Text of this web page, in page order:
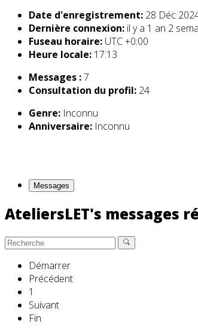
Date d'enregistrement: 28 Déc
Dernière connexion: il y a 1 an 2
Fuseau horaire: UTC +0:00
Heure locale: 17:13
Messages :7
Consultation du profil: 24
Genre: Inconnu
Anniversaire: Inconnu
Messages
AteliersLET's messages
Démarrer
Précédent
1
Suivant
Fin